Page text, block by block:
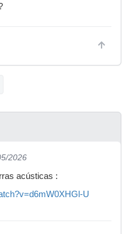
2026
acústicas :
U